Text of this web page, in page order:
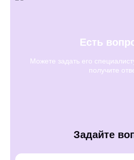
Есть
Можете задать его
получите
Задайте